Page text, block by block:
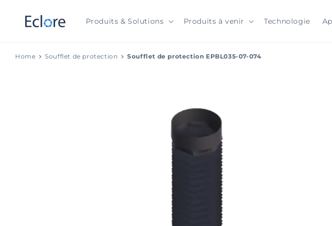
contenu
Produits & Solutions Produits à venir Technologie
Home Soufflet de protection Soufflet de protection EPBL035-07-074